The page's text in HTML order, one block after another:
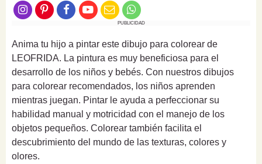
PUBLICIDAD
Anima tu hijo a pintar este dibujo para colorear de
LEOFRIDA. La pintura es muy beneficiosa para el
desarrollo de los niños y bebés. Con nuestros dibujos
para colorear recomendados, los niños aprenden
mientras juegan. Pintar le ayuda a perfeccionar su
habilidad manual y motricidad con el manejo de los
objetos pequeños. Colorear también facilita el
descubrimiento del mundo de las texturas, colores y
olores.